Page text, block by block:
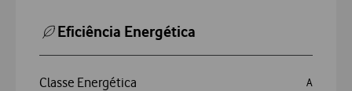
Eficiência Energética
Classe Energética A